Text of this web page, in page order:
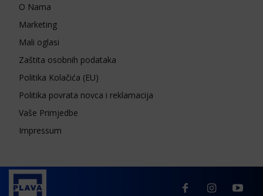
O Nama
Marketing
Mali oglasi
Zaštita osobnih podataka
Politika Kolačića (EU)
Politika povrata novca i reklamacija
Vaše Primjedbe
Impressum